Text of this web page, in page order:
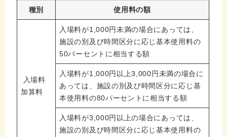
種別
使用料の額
入場料
加算料
入場料が1,000円未満の場合にあっては、
施設の別及び時間区分に応じ基本使用料の
50パーセントに相当する額
入場料が1,000円以上3,000円未満の場合に
あっては、施設の別及び時間区分に応じ基
本使用料の80パーセントに相当する額
入場料が3,000円以上の場合にあっては、
施設の別及び時間区分に応じ基本使用料の